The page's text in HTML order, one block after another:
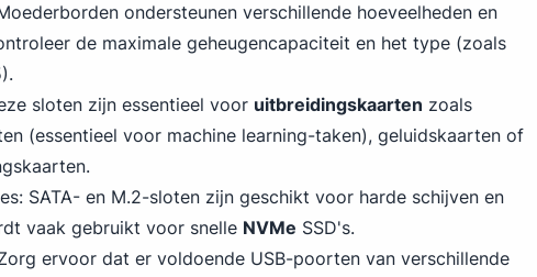
ondersteunen verschillende hoeveelheden en
de maximale geheugencapaciteit en het type (zoals
sloten zijn essentieel voor uitbreidingskaarten zoals
(essentieel voor machine learning-taken), geluidskaarten of
SATA- en M.2-sloten zijn geschikt voor harde schijven en
vaak gebruikt voor snelle NVMe SSD's.
ervoor dat er voldoende USB-poorten van verschillende